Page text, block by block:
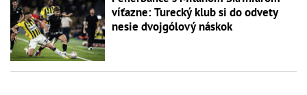
víťazne: Turecký klub si do odvety
nesie dvojgólový náskok